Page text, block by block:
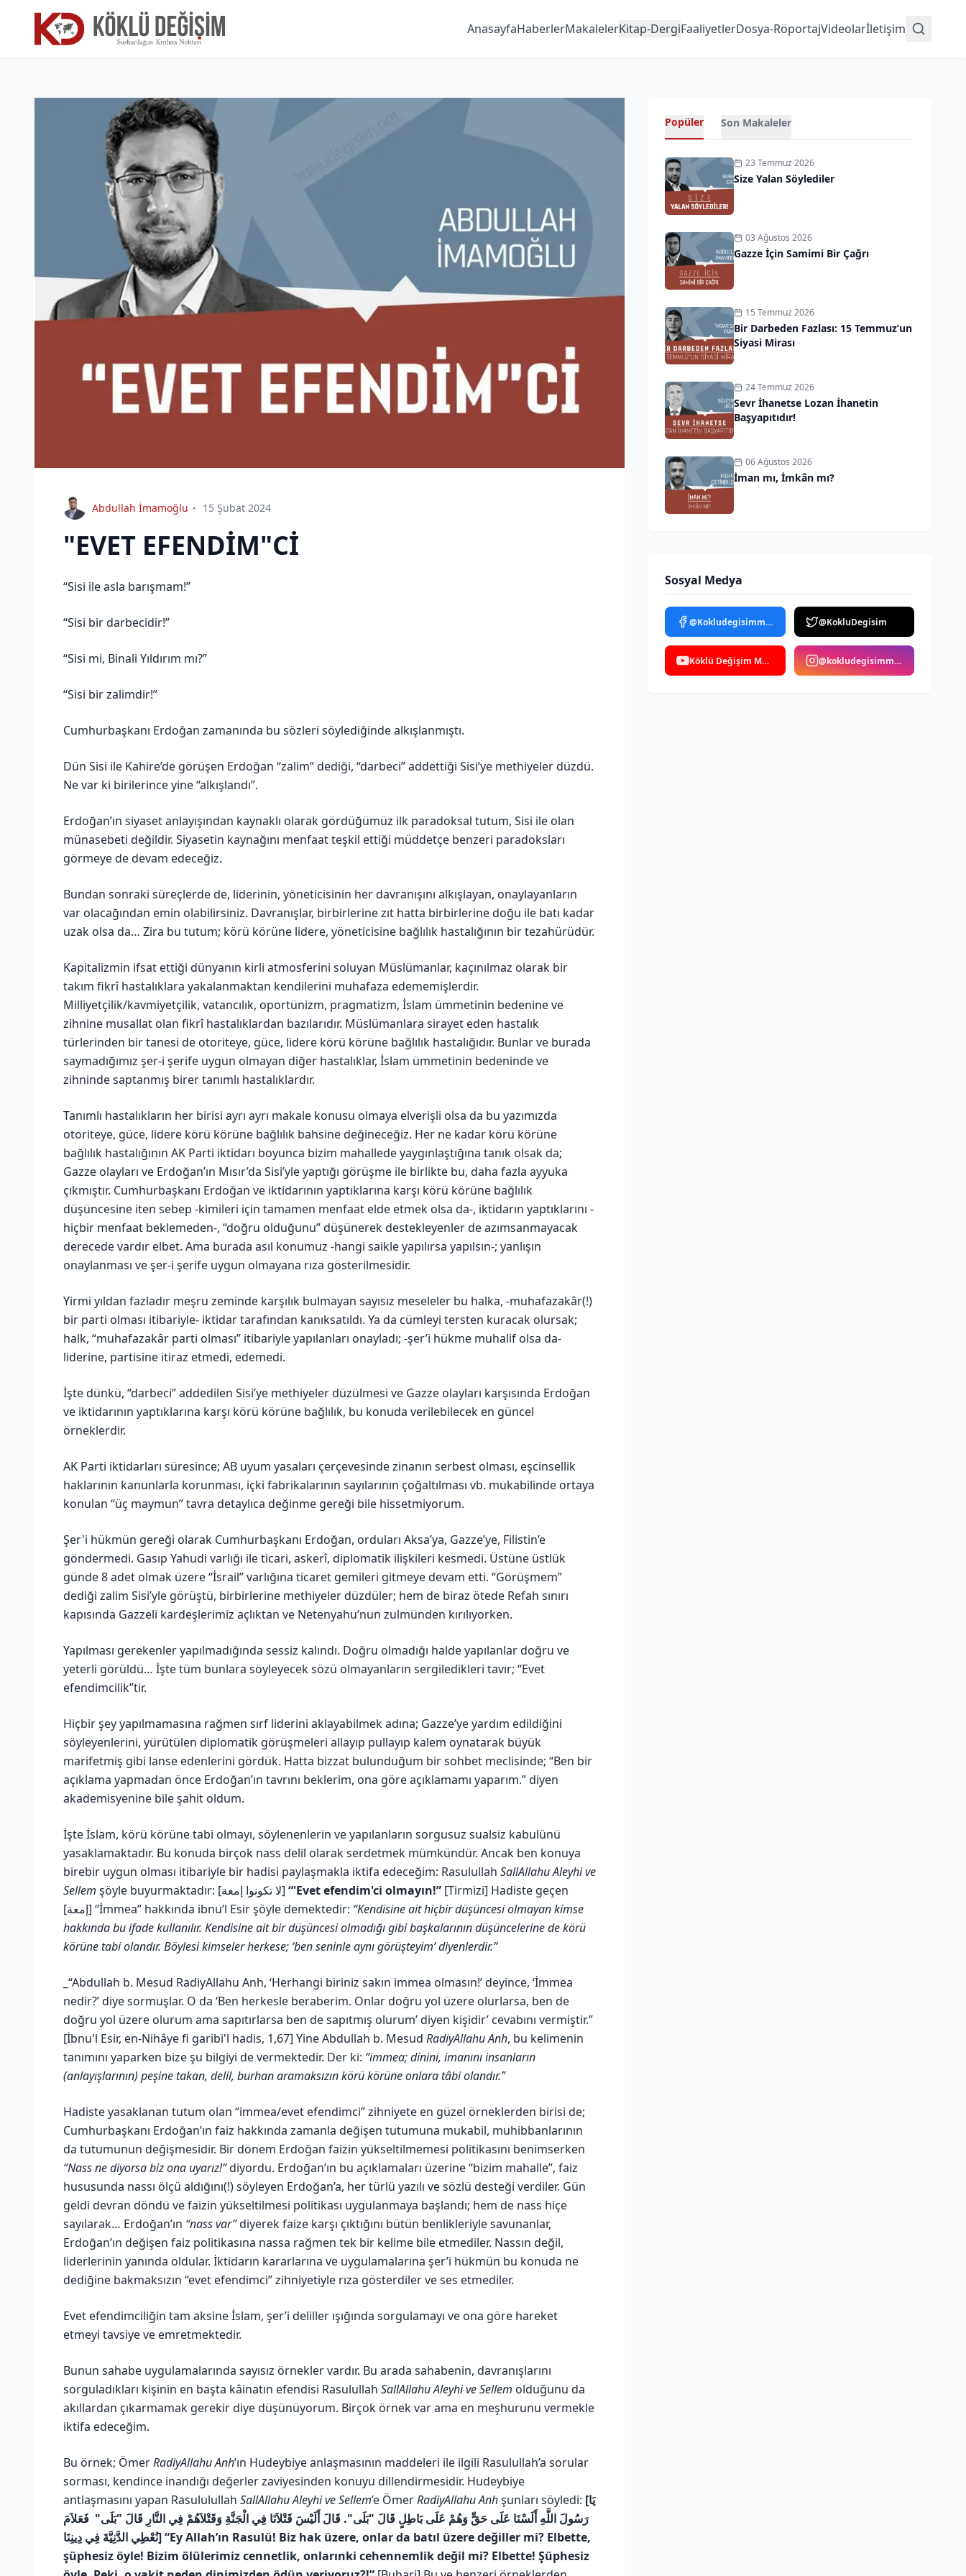
AnasayfaHaberlerMakalelerKitap-DergiFaaliyetlerDosya-RöportajVideolarİletişim
Abdullah İmamoğlu 15 Şubat 2024
"EVET EFENDİM"Cİ
“Sisi ile asla barışmam!”
“Sisi bir darbecidir!”
“Sisi mi, Binali Yıldırım mı?”
“Sisi bir zalimdir!”
Cumhurbaşkanı Erdoğan zamanında bu sözleri söylediğinde alkışlanmıştı.
Dün Sisi ile Kahire’de görüşen Erdoğan “zalim” dediği, “darbeci” addettiği Sisi’ye methiyeler düzdü.
Ne var ki birilerince yine “alkışlandı”.
Erdoğan’ın siyaset anlayışından kaynaklı olarak gördüğümüz ilk paradoksal tutum, Sisi ile olan
münasebeti değildir. Siyasetin kaynağını menfaat teşkil ettiği müddetçe benzeri paradoksları
görmeye de devam edeceğiz.
Bundan sonraki süreçlerde de, liderinin, yöneticisinin her davranışını alkışlayan, onaylayanların
var olacağından emin olabilirsiniz. Davranışlar, birbirlerine zıt hatta birbirlerine doğu ile batı kadar
uzak olsa da… Zira bu tutum; körü körüne lidere, yöneticisine bağlılık hastalığının bir tezahürüdür.
Kapitalizmin ifsat ettiği dünyanın kirli atmosferini soluyan Müslümanlar, kaçınılmaz olarak bir
takım fikrî hastalıklara yakalanmaktan kendilerini muhafaza edememişlerdir.
Milliyetçilik/kavmiyetçilik, vatancılık, oportünizm, pragmatizm, İslam ümmetinin bedenine ve
zihnine musallat olan fikrî hastalıklardan bazılarıdır. Müslümanlara sirayet eden hastalık
türlerinden bir tanesi de otoriteye, güce, lidere körü körüne bağlılık hastalığıdır. Bunlar ve burada
saymadığımız şer-i şerife uygun olmayan diğer hastalıklar, İslam ümmetinin bedeninde ve
zihninde saptanmış birer tanımlı hastalıklardır.
Tanımlı hastalıkların her birisi ayrı ayrı makale konusu olmaya elverişli olsa da bu yazımızda
otoriteye, güce, lidere körü körüne bağlılık bahsine değineceğiz. Her ne kadar körü körüne
bağlılık hastalığının AK Parti iktidarı boyunca bizim mahallede yaygınlaştığına tanık olsak da;
Gazze olayları ve Erdoğan’ın Mısır’da Sisi’yle yaptığı görüşme ile birlikte bu, daha fazla ayyuka
çıkmıştır. Cumhurbaşkanı Erdoğan ve iktidarının yaptıklarına karşı körü körüne bağlılık
düşüncesine iten sebep -kimileri için tamamen menfaat elde etmek olsa da-, iktidarın yaptıklarını -
hiçbir menfaat beklemeden-, “doğru olduğunu” düşünerek destekleyenler de azımsanmayacak
derecede vardır elbet. Ama burada asıl konumuz -hangi saikle yapılırsa yapılsın-; yanlışın
onaylanması ve şer-i şerife uygun olmayana rıza gösterilmesidir.
Yirmi yıldan fazladır meşru zeminde karşılık bulmayan sayısız meseleler bu halka, -muhafazakâr(!)
bir parti olması itibariyle- iktidar tarafından kanıksatıldı. Ya da cümleyi tersten kuracak olursak;
halk, “muhafazakâr parti olması” itibariyle yapılanları onayladı; -şer’i hükme muhalif olsa da-
liderine, partisine itiraz etmedi, edemedi.
İşte dünkü, “darbeci” addedilen Sisi’ye methiyeler düzülmesi ve Gazze olayları karşısında Erdoğan
ve iktidarının yaptıklarına karşı körü körüne bağlılık, bu konuda verilebilecek en güncel
örneklerdir.
AK Parti iktidarları süresince; AB uyum yasaları çerçevesinde zinanın serbest olması, eşcinsellik
haklarının kanunlarla korunması, içki fabrikalarının sayılarının çoğaltılması vb. mukabilinde ortaya
konulan “üç maymun” tavra detaylıca değinme gereği bile hissetmiyorum.
Şer'i hükmün gereği olarak Cumhurbaşkanı Erdoğan, orduları Aksa’ya, Gazze’ye, Filistin’e
göndermedi. Gasıp Yahudi varlığı ile ticari, askerî, diplomatik ilişkileri kesmedi. Üstüne üstlük
günde 8 adet olmak üzere “İsrail” varlığına ticaret gemileri gitmeye devam etti. “Görüşmem”
dediği zalim Sisi’yle görüştü, birbirlerine methiyeler düzdüler; hem de biraz ötede Refah sınırı
kapısında Gazzeli kardeşlerimiz açlıktan ve Netenyahu’nun zulmünden kırılıyorken.
Yapılması gerekenler yapılmadığında sessiz kalındı. Doğru olmadığı halde yapılanlar doğru ve
yeterli görüldü… İşte tüm bunlara söyleyecek sözü olmayanların sergiledikleri tavır; “Evet
efendimcilik”tir.
Hiçbir şey yapılmamasına rağmen sırf liderini aklayabilmek adına; Gazze’ye yardım edildiğini
söyleyenlerini, yürütülen diplomatik görüşmeleri allayıp pullayıp kalem oynatarak büyük
marifetmiş gibi lanse edenlerini gördük. Hatta bizzat bulunduğum bir sohbet meclisinde; “Ben bir
açıklama yapmadan önce Erdoğan’ın tavrını beklerim, ona göre açıklamamı yaparım.” diyen
akademisyenine bile şahit oldum.
İşte İslam, körü körüne tabi olmayı, söylenenlerin ve yapılanların sorgusuz sualsiz kabulünü
yasaklamaktadır. Bu konuda birçok nass delil olarak serdetmek mümkündür. Ancak ben konuya
birebir uygun olması itibariyle bir hadisi paylaşmakla iktifa edeceğim: Rasulullah SallAllahu Aleyhi ve
Sellem
şöyle buyurmaktadır: [لا تكونوا ‌إمعة] “'Evet efendim'ci olmayın!” [Tirmizi] Hadiste geçen
[‌إمعة] “İmmea” hakkında ibnu’l Esir şöyle demektedir: “Kendisine ait hiçbir düşüncesi olmayan kimse
hakkında bu ifade kullanılır. Kendisine ait bir düşüncesi olmadığı gibi başkalarının düşüncelerine de körü
körüne tabi olandır. Böylesi kimseler herkese; ‘ben seninle aynı görüşteyim’ diyenlerdir.”
_“Abdullah b. Mesud RadiyAllahu Anh, ‘Herhangi biriniz sakın immea olmasın!’ deyince, ‘İmmea
nedir?’ diye sormuşlar. O da ‘Ben herkesle beraberim. Onlar doğru yol üzere olurlarsa, ben de
doğru yol üzere olurum ama sapıtırlarsa ben de sapıtmış olurum’ diyen kişidir’ cevabını vermiştir.”
[İbnu'l Esir, en-Nihâye fi garibi'l hadis, 1,67] Yine Abdullah b. Mesud RadiyAllahu Anh, bu kelimenin
tanımını yaparken bize şu bilgiyi de vermektedir. Der ki: “immea; dinini, imanını insanların
(anlayışlarının) peşine takan, delil, burhan aramaksızın körü körüne onlara tâbi olandır.”
Hadiste yasaklanan tutum olan “immea/evet efendimci” zihniyete en güzel örneklerden birisi de;
Cumhurbaşkanı Erdoğan’ın faiz hakkında zamanla değişen tutumuna mukabil, muhibbanlarının
da tutumunun değişmesidir. Bir dönem Erdoğan faizin yükseltilmemesi politikasını benimserken
“Nass ne diyorsa biz ona uyarız!”diyordu. Erdoğan’ın bu açıklamaları üzerine “bizim mahalle”, faiz
hususunda nassı ölçü aldığını(!) söyleyen Erdoğan’a, her türlü yazılı ve sözlü desteği verdiler. Gün
geldi devran döndü ve faizin yükseltilmesi politikası uygulanmaya başlandı; hem de nass hiçe
sayılarak… Erdoğan’ın “nass var”diyerek faize karşı çıktığını bütün benlikleriyle savunanlar,
Erdoğan’ın değişen faiz politikasına nassa rağmen tek bir kelime bile etmediler. Nassın değil,
liderlerinin yanında oldular. İktidarın kararlarına ve uygulamalarına şer’i hükmün bu konuda ne
dediğine bakmaksızın “evet efendimci” zihniyetiyle rıza gösterdiler ve ses etmediler.
Evet efendimciliğin tam aksine İslam, şer’i deliller ışığında sorgulamayı ve ona göre hareket
etmeyi tavsiye ve emretmektedir.
Bunun sahabe uygulamalarında sayısız örnekler vardır. Bu arada sahabenin, davranışlarını
sorguladıkları kişinin en başta kâinatın efendisi Rasulullah SallAllahu Aleyhi ve Sellem olduğunu da
akıllardan çıkarmamak gerekir diye düşünüyorum. Birçok örnek var ama en meşhurunu vermekle
iktifa edeceğim.
Bu örnek; ÖmerRadiyAllahu Anh’ın Hudeybiye anlaşmasının maddeleri ile ilgili Rasulullah’a sorular
sorması, kendince inandığı değerler zaviyesinden konuyu dillendirmesidir. Hudeybiye
antlaşmasını yapan Rasululullah SallAllahu Aleyhi ve Sellem’e ÖmerRadiyAllahu Anhşunları söyledi: [يَا
رَسُولَ اللَّهِ أَلَسْنَا عَلَى حَقٍّ وَهُمْ عَلَى بَاطِلٍ قَالَ ‏"بَلَى‏"‏‏.‏ قَالَ أَلَيْسَ قَتْلاَنَا فِي الْجَنَّةِ وَقَتْلاَهُمْ فِي النَّارِ قَالَ ‏"‏بَلَى‏"‏ ‏ فَعَلاَمَ
نُعْطِي الدَّنِيَّةَ فِي دِينِنَا] “Ey Allah’ın Rasulü! Biz hak üzere, onlar da batıl üzere değiller mi? Elbette,
şüphesiz öyle! Bizim ölülerimiz cennetlik, onlarınki cehennemlik değil mi? Elbette! Şüphesiz
Popüler Son Makaleler
23 Temmuz 2026
Size Yalan Söylediler
03 Ağustos 2026
Gazze İçin Samimi Bir Çağrı
15 Temmuz 2026
Bir Darbeden Fazlası: 15 Temmuz’un
Siyasi Mirası
24 Temmuz 2026
Sevr İhanetse Lozan İhanetin
Başyapıtıdır!
06 Ağustos 2026
İman mı, İmkân mı?
Sosyal Medya
@Kokludegisimmedya @KokluDegisim
Köklü Değişim Medya @kokludegisimmedya